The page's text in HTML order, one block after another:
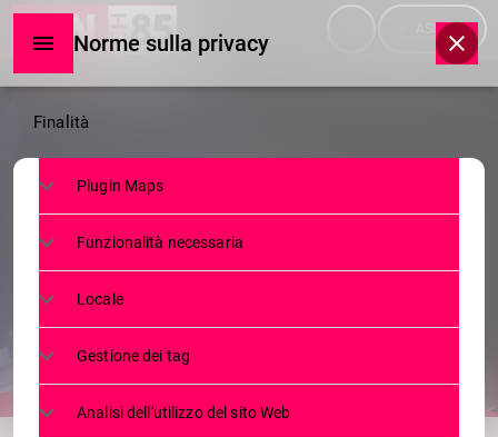
ASCOLTA
TELEGIORNALE
TG GIOVEDÌ 27.03.2025
share
email
Norme sulla privacy
Norme
sulla
privacy
Finalità
Plugin Maps
Funzionalità necessaria
Locale
Gestione dei tag
Analisi dell'utilizzo del sito Web